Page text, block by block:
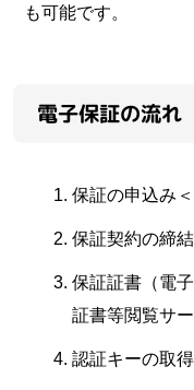
も可能です。
電子保証の流れ
保証の申込み
保証契約の締
保証証書（電
証書等閲覧サ
認証キーの取